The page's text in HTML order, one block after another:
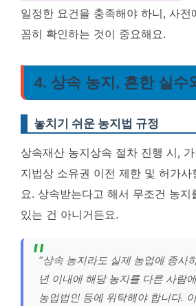
일정한 요건을 충족해야 하니, 사전
꼼히 확인하는 것이 중요해요.
4. 상속 농지, 흔한 실수
놓치기 쉬운 농지법 규정
상속재산 농지상속 절차 진행 시,
지법상 소유권 이전 제한 및 허가사
요. 상속받는다고 해서 무조건 농지
있는 건 아니거든요.
“상속 농지라도 실제 농업에 종사
년 이내에 해당 농지를 다른 사람
농업법인 등에 위탁해야 합니다.